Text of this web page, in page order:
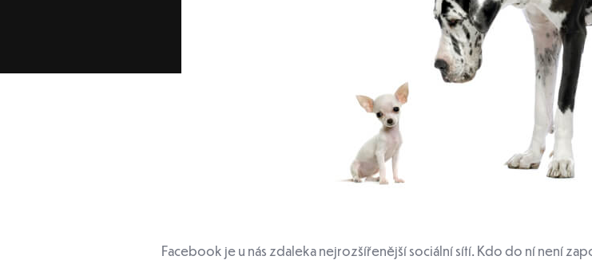
Facebook je u nás zdaleka nejrozšířenější sociální sítí. Kdo do ní není